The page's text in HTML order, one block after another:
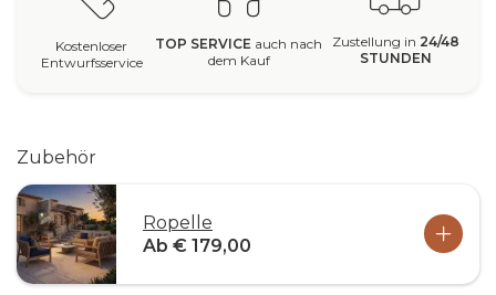
Kostenloser
Entwurfsservice
TOP SERVICE auch nach
dem Kauf
Zustellung in 24/48
STUNDEN
Zubehör
Ropelle
Ab € 179,00